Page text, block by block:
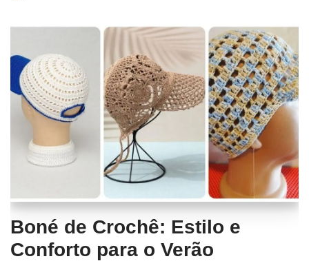
Boné de Crochê: Estilo e
Conforto para o Verão